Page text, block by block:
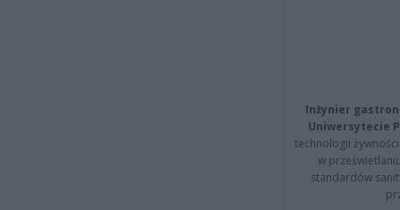
Inżynier
Uniwersytecie
technologii
w
standardów